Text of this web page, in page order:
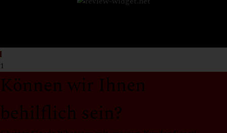
1
Können wir Ihnen
behilflich sein?